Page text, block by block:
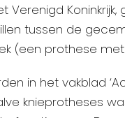
tussen de
(een prothese
in het vakblad
knieprotheses